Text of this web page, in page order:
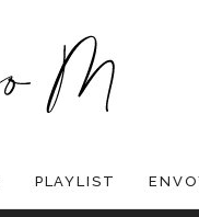
PLAYLIST